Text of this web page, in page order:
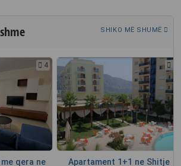
SHIKO MË SHUMË
4
qera ne
Apartament 1+1 ne Shitje